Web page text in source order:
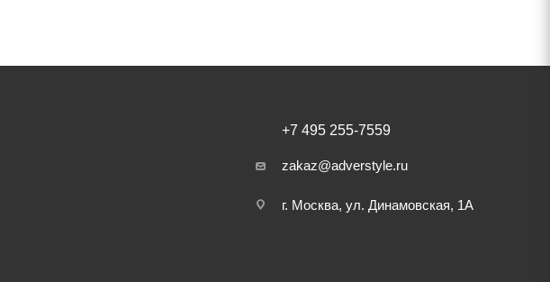
+7 495 255-7559
zakaz@adverstyle.ru
г. Москва, ул. Динамовская, 1А